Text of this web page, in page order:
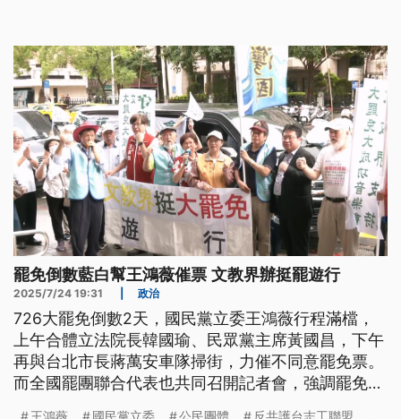
罷免倒數藍白幫王鴻薇催票 文教界辦挺罷遊行
2025/7/24 19:31 政治
726大罷免倒數2天，國民黨立委王鴻薇行程滿檔，
上午合體立法院長韓國瑜、民眾黨主席黃國昌，下午
再與台北市長蔣萬安車隊掃街，力催不同意罷免票。
而全國罷團聯合代表也共同召開記者會，強調罷免行
王鴻薇 國民黨立委 公民團體 反共護台志工聯盟 ...